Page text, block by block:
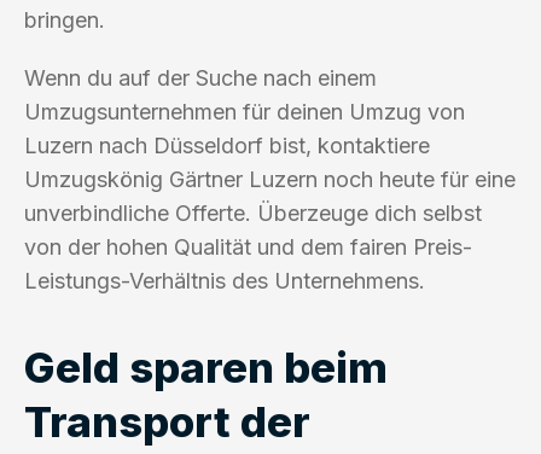
bringen.
Wenn du auf der Suche nach einem
Umzugsunternehmen für deinen Umzug von
Luzern nach Düsseldorf bist, kontaktiere
Umzugskönig Gärtner Luzern noch heute für eine
unverbindliche Offerte. Überzeuge dich selbst
von der hohen Qualität und dem fairen Preis-
Leistungs-Verhältnis des Unternehmens.
Geld sparen beim
Transport der